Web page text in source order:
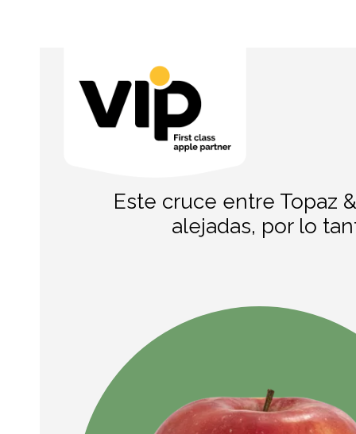
Este cruce entre Topaz
alejadas, por lo